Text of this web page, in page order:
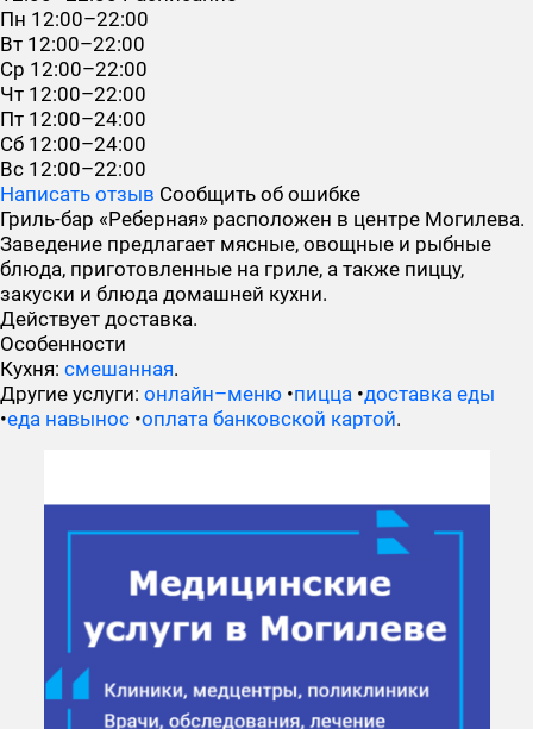
Пн 12:00–22:00
Вт 12:00–22:00
Ср 12:00–22:00
Чт 12:00–22:00
Пт 12:00–24:00
Сб 12:00–24:00
Вс 12:00–22:00
Написать отзыв Сообщить об ошибке
Гриль-бар «Реберная» расположен в центре Могилева.
Заведение предлагает мясные, овощные и рыбные
блюда, приготовленные на гриле, а также пиццу,
закуски и блюда домашней кухни.
Действует доставка.
Особенности
Кухня: смешанная.
Другие услуги: онлайн–меню •пицца •доставка еды
•еда навынос •оплата банковской картой.